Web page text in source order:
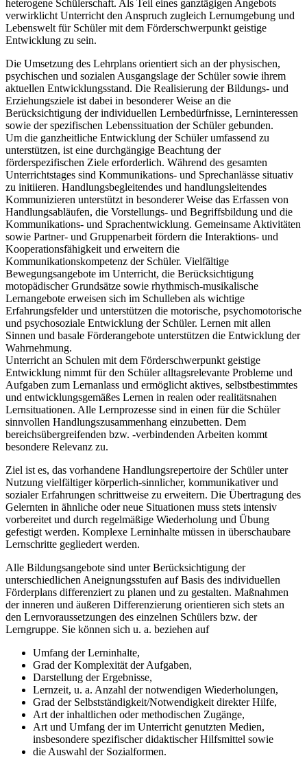
heterogene Schülerschaft. Als Teil eines ganztägigen Angebots
verwirklicht Unterricht den Anspruch zugleich Lernumgebung und
Lebenswelt für Schüler mit dem Förderschwerpunkt geistige
Entwicklung zu sein.
Die Umsetzung des Lehrplans orientiert sich an der physischen,
psychischen und sozialen Ausgangslage der Schüler sowie ihrem
aktuellen Entwicklungsstand. Die Realisierung der Bildungs- und
Erziehungsziele ist dabei in besonderer Weise an die
Berücksichtigung der individuellen Lernbedürfnisse, Lerninteressen
sowie der spezifischen Lebenssituation der Schüler gebunden.
Um die ganzheitliche Entwicklung der Schüler umfassend zu
unterstützen, ist eine durchgängige Beachtung der
förderspezifischen Ziele erforderlich. Während des gesamten
Unterrichtstages sind Kommunikations- und Sprechanlässe situativ
zu initiieren. Handlungsbegleitendes und handlungsleitendes
Kommunizieren unterstützt in besonderer Weise das Erfassen von
Handlungsabläufen, die Vorstellungs- und Begriffsbildung und die
Kommunikations- und Sprachentwicklung. Gemeinsame Aktivitäten
sowie Partner- und Gruppenarbeit fördern die Interaktions- und
Kooperationsfähigkeit und erweitern die
Kommunikationskompetenz der Schüler. Vielfältige
Bewegungsangebote im Unterricht, die Berücksichtigung
motopädischer Grundsätze sowie rhythmisch-musikalische
Lernangebote erweisen sich im Schulleben als wichtige
Erfahrungsfelder und unterstützen die motorische, psychomotorische
und psychosoziale Entwicklung der Schüler. Lernen mit allen
Sinnen und basale Förderangebote unterstützen die Entwicklung der
Wahrnehmung.
Unterricht an Schulen mit dem Förderschwerpunkt geistige
Entwicklung nimmt für den Schüler alltagsrelevante Probleme und
Aufgaben zum Lernanlass und ermöglicht aktives, selbstbestimmtes
und entwicklungsgemäßes Lernen in realen oder realitätsnahen
Lernsituationen. Alle Lernprozesse sind in einen für die Schüler
sinnvollen Handlungszusammenhang einzubetten. Dem
bereichsübergreifenden bzw. -verbindenden Arbeiten kommt
besondere Relevanz zu.
Ziel ist es, das vorhandene Handlungsrepertoire der Schüler unter
Nutzung vielfältiger körperlich-sinnlicher, kommunikativer und
sozialer Erfahrungen schrittweise zu erweitern. Die Übertragung des
Gelernten in ähnliche oder neue Situationen muss stets intensiv
vorbereitet und durch regelmäßige Wiederholung und Übung
gefestigt werden. Komplexe Lerninhalte müssen in überschaubare
Lernschritte gegliedert werden.
Alle Bildungsangebote sind unter Berücksichtigung der
unterschiedlichen Aneignungsstufen auf Basis des individuellen
Förderplans differenziert zu planen und zu gestalten. Maßnahmen
der inneren und äußeren Differenzierung orientieren sich stets an
den Lernvoraussetzungen des einzelnen Schülers bzw. der
Lerngruppe. Sie können sich u. a. beziehen auf
Umfang der Lerninhalte,
Grad der Komplexität der Aufgaben,
Darstellung der Ergebnisse,
Lernzeit, u. a. Anzahl der notwendigen Wiederholungen,
Grad der Selbstständigkeit/Notwendigkeit direkter Hilfe,
Art der inhaltlichen oder methodischen Zugänge,
Art und Umfang der im Unterricht genutzten Medien,
insbesondere spezifischer didaktischer Hilfsmittel sowie
die Auswahl der Sozialformen.